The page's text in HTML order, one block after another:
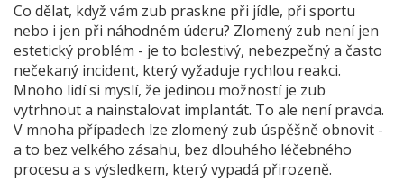
Co dělat, když vám zub praskne při jídle, při sportu
nebo i jen při náhodném úderu? Zlomený zub není jen
estetický problém - je to bolestivý, nebezpečný a často
nečekaný incident, který vyžaduje rychlou reakci.
Mnoho lidí si myslí, že jedinou možností je zub
vytrhnout a nainstalovat implantát. To ale není pravda.
V mnoha případech lze zlomený zub úspěšně obnovit -
a to bez velkého zásahu, bez dlouhého léčebného
procesu a s výsledkem, který vypadá přirozeně.